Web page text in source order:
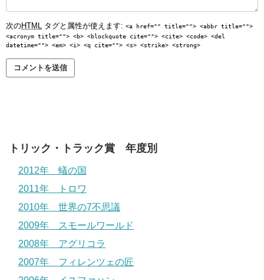
次のHTML タグと属性が使えます: <a href="" title=""> <abbr title="">
<acronym title=""> <b> <blockquote cite=""> <cite> <code> <del
datetime=""> <em> <i> <q cite=""> <s> <strike> <strong>
トリック・トラック賞 年度別
2012年 蟻の国
2011年 トロワ
2010年 世界の7不思議
2009年 スモールワールド
2008年 アグリコラ
2007年 フィレンツェの匠